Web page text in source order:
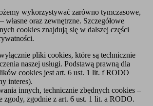
wykorzystywać zarówno tymczasowe,
własne oraz zewnętrzne. Szczegółowe
cookies znajdują się w dalszej części
pliki cookies, które są technicznie
naszej usługi. Podstawą prawną dla
cookies jest art. 6 ust. 1 lit. f RODO
interes).
innych, technicznie zbędnych cookies –
zgody, zgodnie z art. 6 ust. 1 lit. a RODO.